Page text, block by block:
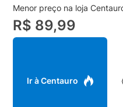
Menor preço na loja
R$ 89,99
Ir à Centauro